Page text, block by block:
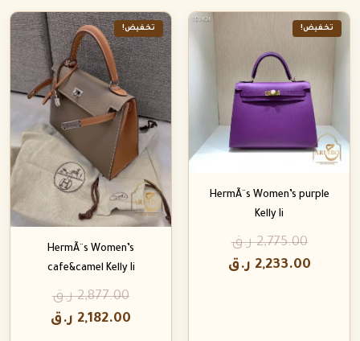
تخفيض!
HermÃ¨s Women’s purple
Kelly Ii
2,775.00 ر.ق
2,233.00 ر.ق
تخفيض!
HermÃ¨s Women’s
cafe&camel Kelly Ii
2,877.00 ر.ق
2,182.00 ر.ق